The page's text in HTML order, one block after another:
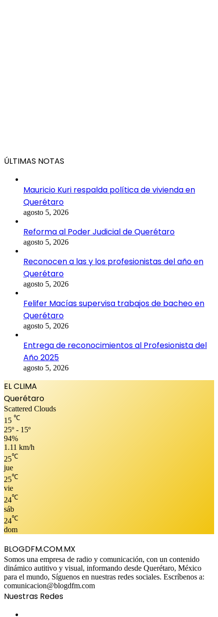
ÚLTIMAS NOTAS
Mauricio Kuri respalda política de vivienda en
Querétaro
agosto 5, 2026
Reforma al Poder Judicial de Querétaro
agosto 5, 2026
Reconocen a las y los profesionistas del año en
Querétaro
agosto 5, 2026
Felifer Macías supervisa trabajos de bacheo en
Querétaro
agosto 5, 2026
Entrega de reconocimientos al Profesionista del
Año 2025
agosto 5, 2026
EL CLIMA
Querétaro
Scattered Clouds
15 ℃
25º - 15º
94%
1.11 km/h
25℃
jue
25℃
vie
24℃
sáb
24℃
dom
BLOGDFM.COM.MX
Somos una empresa de radio y comunicación, con un contenido
dinámico autitivo y visual, informando desde Querétaro, México
para el mundo, Síguenos en nuestras redes sociales. Escríbenos a:
comunicacion@blogdfm.com
Nuestras Redes